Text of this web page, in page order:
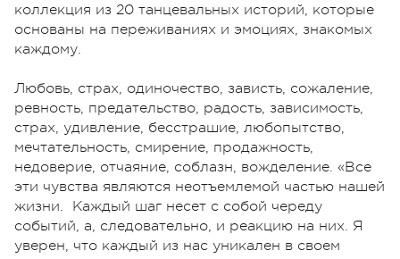
коллекция из 20 танцевальных историй, которые
основаны на переживаниях и эмоциях, знакомых
каждому.
Любовь, страх, одиночество, зависть, сожаление,
ревность, предательство, радость, зависимость,
страх, удивление, бесстрашие, любопытство,
мечтательность, смирение, продажность,
недоверие, отчаяние, соблазн, вожделение. «Все
эти чувства являются неотъемлемой частью нашей
жизни. Каждый шаг несет с собой череду
событий, а, следовательно, и реакцию на них. Я
уверен, что каждый из нас уникален в своем